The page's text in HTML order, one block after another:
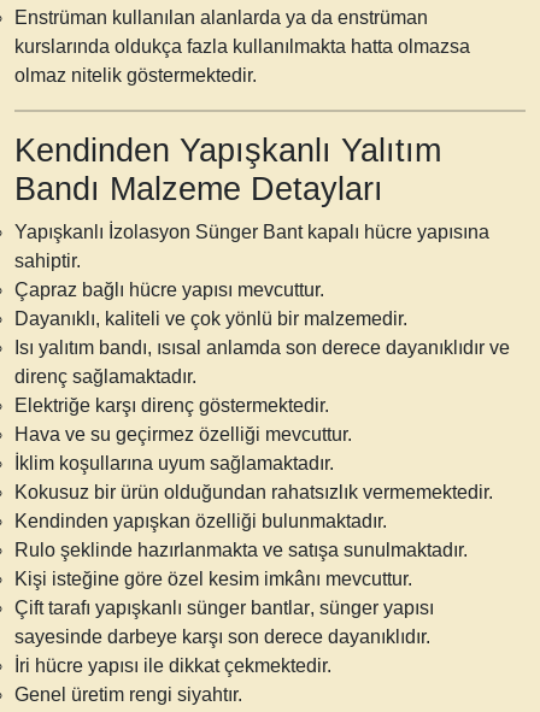
Enstrüman kullanılan alanlarda ya da enstrüman
kurslarında oldukça fazla kullanılmakta hatta olmazsa
olmaz nitelik göstermektedir.
Kendinden Yapışkanlı Yalıtım
Bandı Malzeme Detayları
Yapışkanlı İzolasyon Sünger Bant kapalı hücre yapısına
sahiptir.
Çapraz bağlı hücre yapısı mevcuttur.
Dayanıklı, kaliteli ve çok yönlü bir malzemedir.
Isı yalıtım bandı, ısısal anlamda son derece dayanıklıdır ve
direnç sağlamaktadır.
Elektriğe karşı direnç göstermektedir.
Hava ve su geçirmez özelliği mevcuttur.
İklim koşullarına uyum sağlamaktadır.
Kokusuz bir ürün olduğundan rahatsızlık vermemektedir.
Kendinden yapışkan özelliği bulunmaktadır.
Rulo şeklinde hazırlanmakta ve satışa sunulmaktadır.
Kişi isteğine göre özel kesim imkânı mevcuttur.
Çift tarafı yapışkanlı sünger bantlar, sünger yapısı
sayesinde darbeye karşı son derece dayanıklıdır.
İri hücre yapısı ile dikkat çekmektedir.
Genel üretim rengi siyahtır.